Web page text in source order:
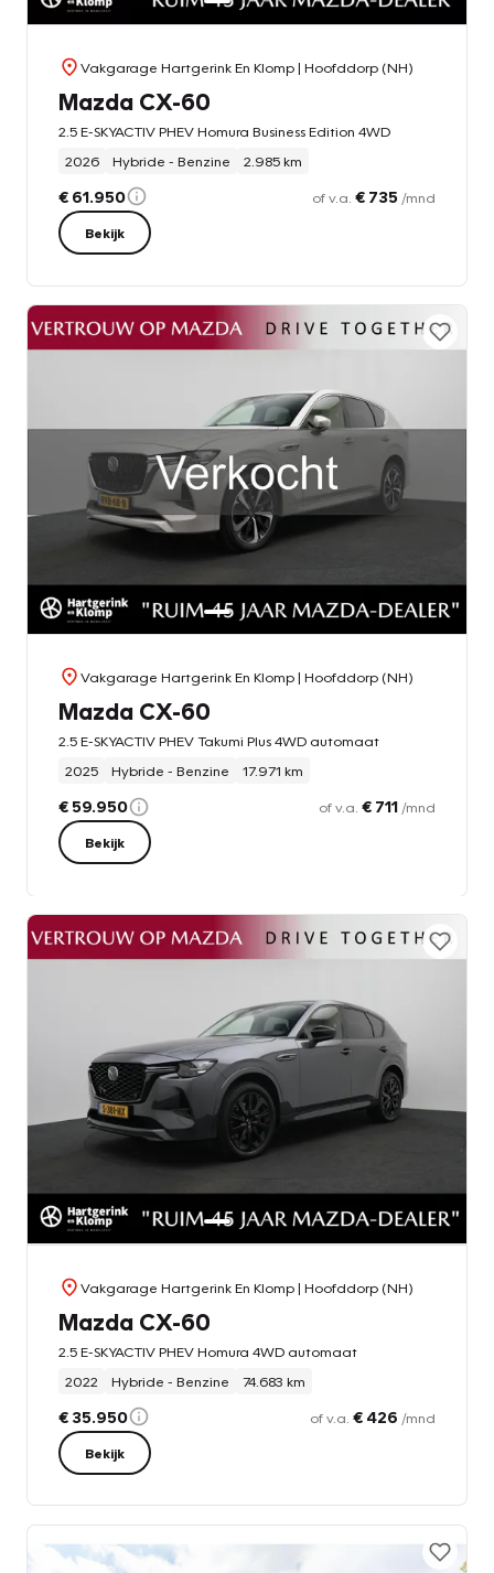
Vakgarage Hartgerink En Klomp| Hoofddorp (NH)
Mazda CX-60
2.5 E-SKYACTIV PHEV Homura Business Edition 4WD
2026
Hybride - Benzine 2.985 km
€ 61.950 of v.a. € 735 /mnd
Bekijk
Vakgarage Hartgerink En Klomp| Hoofddorp (NH)
Mazda CX-60
2.5 E-SKYACTIV PHEV Takumi Plus 4WD automaat
2025
Hybride - Benzine 17.971 km
€ 59.950 of v.a. € 711 /mnd
Bekijk
Vakgarage Hartgerink En Klomp| Hoofddorp (NH)
Mazda CX-60
2.5 E-SKYACTIV PHEV Homura 4WD automaat
2022
Hybride - Benzine 74.683 km
€ 35.950 of v.a. € 426 /mnd
Bekijk